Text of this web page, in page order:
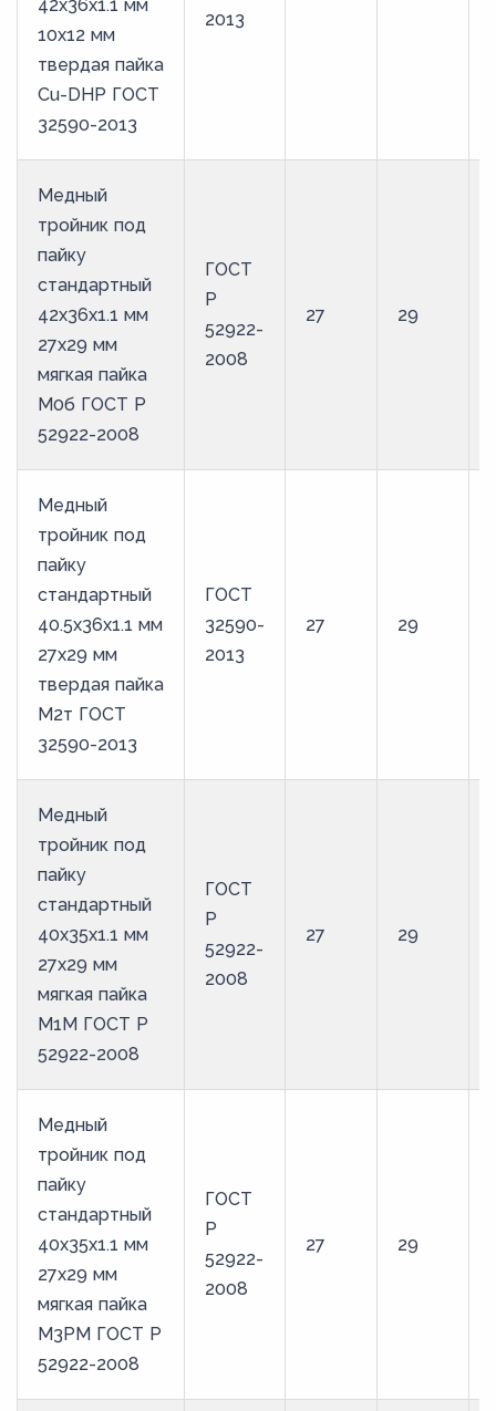
42х36х1.1 мм
10х12 мм
твердая пайка
Cu-DHP ГОСТ
32590-2013
2013
Медный
тройник под
пайку
стандартный
42х36х1.1 мм
27х29 мм
мягкая пайка
М0б ГОСТ Р
52922-2008
ГОСТ
Р
52922-
2008
27 29
Медный
тройник под
пайку
стандартный
40.5х36х1.1 мм
27х29 мм
твердая пайка
М2т ГОСТ
32590-2013
ГОСТ
32590-
2013
27 29
Медный
тройник под
пайку
стандартный
40х35х1.1 мм
27х29 мм
мягкая пайка
М1М ГОСТ Р
52922-2008
ГОСТ
Р
52922-
2008
27 29
Медный
тройник под
пайку
стандартный
40х35х1.1 мм
27х29 мм
мягкая пайка
М3РМ ГОСТ Р
52922-2008
ГОСТ
Р
52922-
2008
27 29